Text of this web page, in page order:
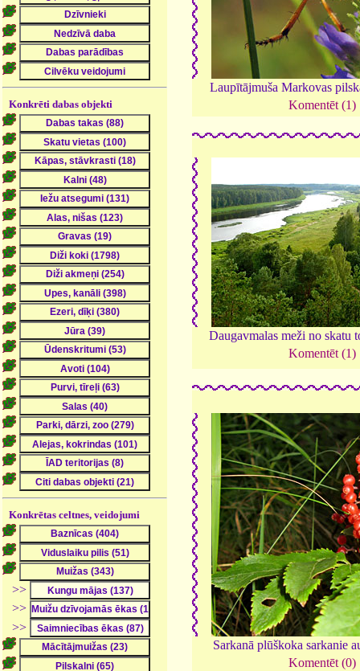
Konkrēti dabas objekti
Konkrētas celtnes, veidojumi
>>
>>
>>
Laupītājmuša Markovas
Komentēt (1)
Daugavmalas meži no skatu
Komentēt (1)
Sarkanā plūškoka sarkanie
Komentēt (0)